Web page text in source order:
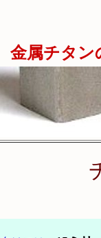
金属チタン
タン